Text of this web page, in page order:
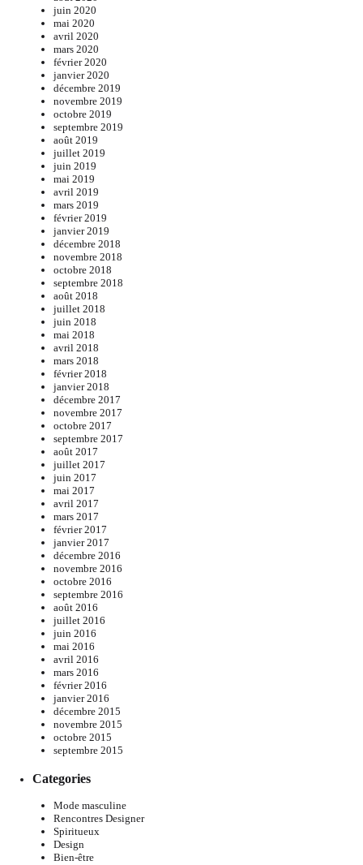
juin 2020
mai 2020
avril 2020
mars 2020
février 2020
janvier 2020
décembre 2019
novembre 2019
octobre 2019
septembre 2019
août 2019
juillet 2019
juin 2019
mai 2019
avril 2019
mars 2019
février 2019
janvier 2019
décembre 2018
novembre 2018
octobre 2018
septembre 2018
août 2018
juillet 2018
juin 2018
mai 2018
avril 2018
mars 2018
février 2018
janvier 2018
décembre 2017
novembre 2017
octobre 2017
septembre 2017
août 2017
juillet 2017
juin 2017
mai 2017
avril 2017
mars 2017
février 2017
janvier 2017
décembre 2016
novembre 2016
octobre 2016
septembre 2016
août 2016
juillet 2016
juin 2016
mai 2016
avril 2016
mars 2016
février 2016
janvier 2016
décembre 2015
novembre 2015
octobre 2015
septembre 2015
Categories
Mode masculine
Rencontres Designer
Spiritueux
Design
Bien-être